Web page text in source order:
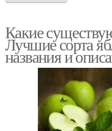
Какие
Лучшие сорта
названия и